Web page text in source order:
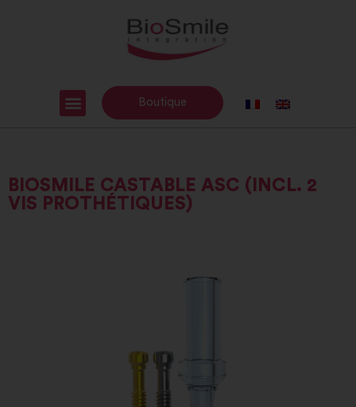
Boutique
BIOSMILE CASTABLE ASC (INCL. 2
VIS PROTHÉTIQUES)